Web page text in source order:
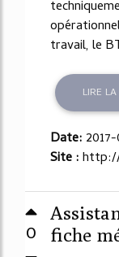
travail, le
LIRE
Date:
Site :
0
fiche